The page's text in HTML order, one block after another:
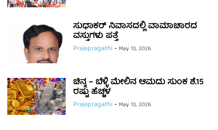
ಸುಧಾಕರ್ ನಿವಾಸದಲ್ಲಿ ವಾಮಾಚಾರದ
ವಸ್ತುಗಳು ಪತ್ತೆ
Prajapragathi- May 13, 2026
ಚಿನ್ನ – ಬೆಳ್ಳಿ ಮೇಲಿನ ಆಮದು ಸುಂಕ ಶೆ.15
ರಷ್ಟು ಹೆಚ್ಚಳ
Prajapragathi- May 13, 2026